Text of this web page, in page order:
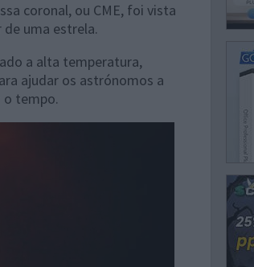
coronal, ou CME, foi vista
uma estrela.
a alta temperatura,
ajudar os astrónomos a
tempo.